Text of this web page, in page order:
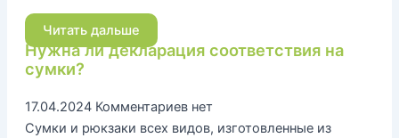
Читать дальше
Нужна ли декларация соответствия на
сумки?
17.04.2024 Комментариев нет
Сумки и рюкзаки всех видов, изготовленные из